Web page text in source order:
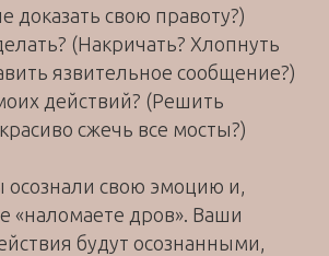
доказать свою правоту?)
(Накричать? Хлопнуть
язвительное сообщение?)
действий? (Решить
сжечь все мосты?)
осознали свою эмоцию и,
«наломаете дров». Ваши
будут осознанными,